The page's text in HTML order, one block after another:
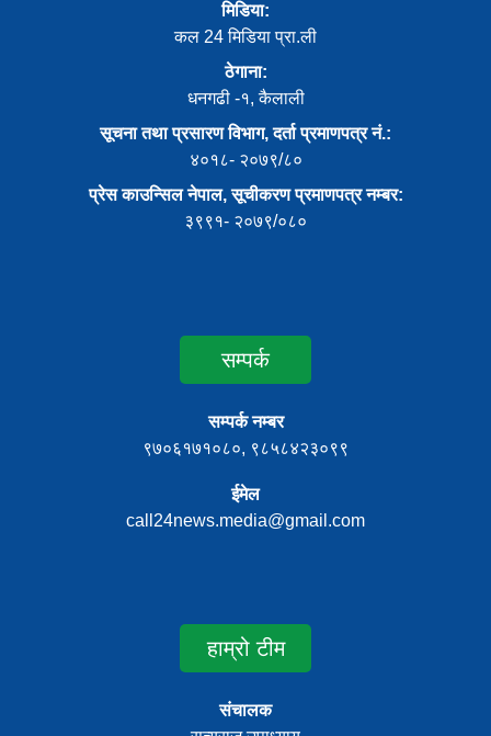
मिडिया:
कल 24 मिडिया प्रा.ली
ठेगाना:
धनगढी -१, कैलाली
सूचना तथा प्रसारण विभाग, दर्ता प्रमाणपत्र नं.:
४०१८- २०७९/८०
प्रेस काउन्सिल नेपाल, सूचीकरण प्रमाणपत्र नम्बर:
३९९१- २०७९/०८०
सम्पर्क
सम्पर्क नम्बर
९७०६१७१०८०, ९८५८४२३०९९
ईमेल
call24news.media@gmail.com
हाम्रो टीम
संचालक